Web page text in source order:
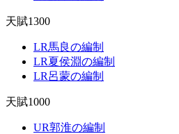
天賦1300
LR馬良の編制
LR夏侯淵の編制
LR呂蒙の編制
天賦1000
UR郭淮の編制